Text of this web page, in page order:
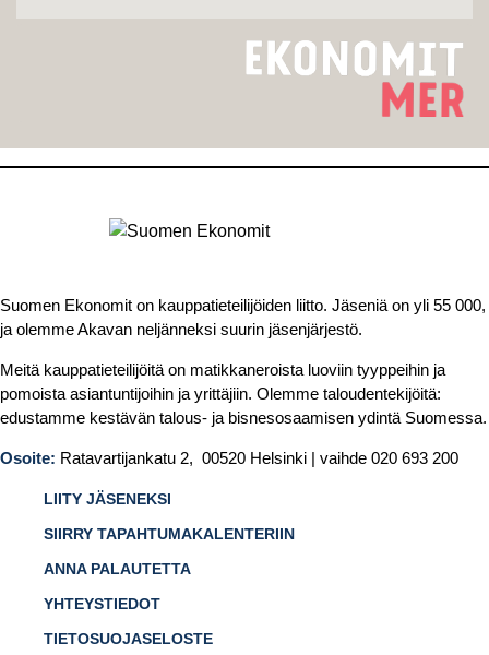
Suomen Ekonomit on kauppatieteilijöiden liitto. Jäseniä on yli 55 000,
ja olemme Akavan neljänneksi suurin jäsenjärjestö.
Meitä kauppatieteilijöitä on matikkaneroista luoviin tyyppeihin ja
pomoista asiantuntijoihin ja yrittäjiin. Olemme taloudentekijöitä:
edustamme kestävän talous- ja bisnesosaamisen ydintä Suomessa.
Osoite: Ratavartijankatu 2, 00520 Helsinki | vaihde 020 693 200
LIITY JÄSENEKSI
SIIRRY TAPAHTUMAKALENTERIIN
ANNA PALAUTETTA
YHTEYSTIEDOT
TIETOSUOJASELOSTE